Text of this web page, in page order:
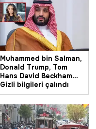
Muhammed bin Salman,
Donald Trump, Tom
Hans David Beckham...
Gizli bilgileri çalındı